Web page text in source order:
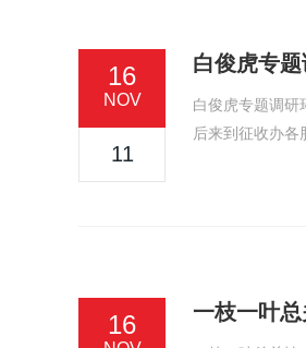
16
NOV
11
白俊虎专
白俊虎专题调研
后来到征收办各
16 一枝一叶